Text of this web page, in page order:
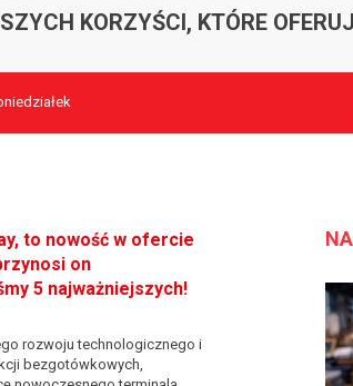
KORZYŚCI, KTÓRE
to nowość w ofercie
on
5 najważniejszych!
rozwoju technologicznego i
bezgotówkowych,